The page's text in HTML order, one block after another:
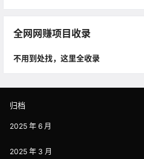
全网网赚项目收录
不用到处找，这里全收录
归档
2025 年 6 月
2025 年 3 月